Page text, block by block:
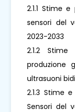
2.1.1 Stime
sensori del
2023-2033
2.1.2
produzione
ultrasuoni
2.1.3 Stime
Sensori del